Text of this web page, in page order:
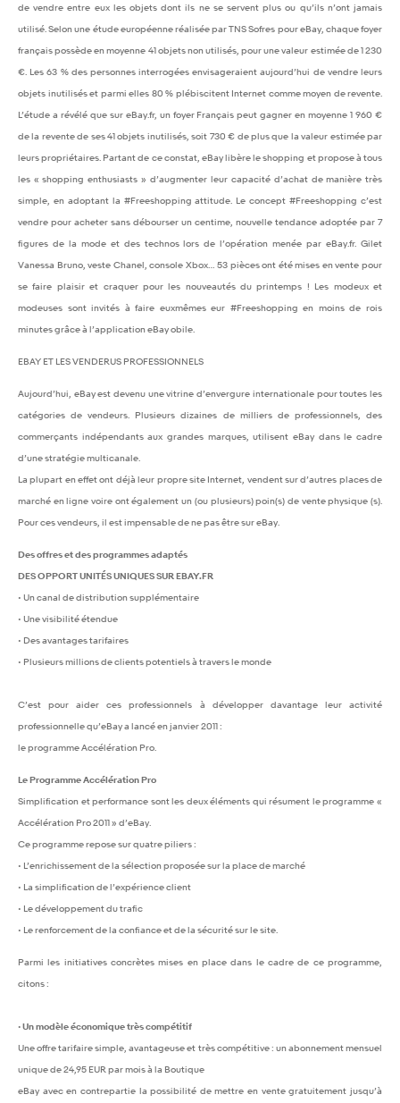
de vendre entre eux les objets dont ils ne se servent plus ou qu’ils n’ont jamais
utilisé. Selon une étude européenne réalisée par TNS Sofres pour eBay, chaque foyer
français possède en moyenne 41 objets non utilisés, pour une valeur estimée de 1 230
€. Les 63 % des personnes interrogées envisageraient aujourd’hui de vendre leurs
objets inutilisés et parmi elles 80 % plébiscitent Internet comme moyen de revente.
L’étude a révélé que sur eBay.fr, un foyer Français peut gagner en moyenne 1 960 €
de la revente de ses 41 objets inutilisés, soit 730 € de plus que la valeur estimée par
leurs propriétaires. Partant de ce constat, eBay libère le shopping et propose à tous
les « shopping enthusiasts » d’augmenter leur capacité d’achat de manière très
simple, en adoptant la #Freeshopping attitude. Le concept #Freeshopping c’est
vendre pour acheter sans débourser un centime, nouvelle tendance adoptée par 7
figures de la mode et des technos lors de l’opération menée par eBay.fr. Gilet
Vanessa Bruno, veste Chanel, console Xbox… 53 pièces ont été mises en vente pour
se faire plaisir et craquer pour les nouveautés du printemps ! Les modeux et
modeuses sont invités à faire euxmêmes eur #Freeshopping en moins de rois
minutes grâce à l’application eBay obile.
EBAY ET LES VENDERUS PROFESSIONNELS
Aujourd’hui, eBay est devenu une vitrine d’envergure internationale pour toutes les
catégories de vendeurs. Plusieurs dizaines de milliers de professionnels, des
commerçants indépendants aux grandes marques, utilisent eBay dans le cadre
d’une stratégie multicanale.
La plupart en effet ont déjà leur propre site Internet, vendent sur d’autres places de
marché en ligne voire ont également un (ou plusieurs) poin(s) de vente physique (s).
Pour ces vendeurs, il est impensable de ne pas être sur eBay.
Des offres et des programmes adaptés
DES OPPORT UNITÉS UNIQUES SUR EBAY.FR
• Un canal de distribution supplémentaire
• Une visibilité étendue
• Des avantages tarifaires
• Plusieurs millions de clients potentiels à travers le monde
C’est pour aider ces professionnels à développer davantage leur activité
professionnelle qu’eBay a lancé en janvier 2011 :
le programme Accélération Pro.
Le Programme Accélération Pro
Simplification et performance sont les deux éléments qui résument le programme «
Accélération Pro 2011 » d’eBay.
Ce programme repose sur quatre piliers :
• L’enrichissement de la sélection proposée sur la place de marché
• La simplification de l’expérience client
• Le développement du trafic
• Le renforcement de la confiance et de la sécurité sur le site.
Parmi les initiatives concrètes mises en place dans le cadre de ce programme,
citons :
• Un modèle économique très compétitif
Une offre tarifaire simple, avantageuse et très compétitive : un abonnement mensuel
unique de 24,95 EUR par mois à la Boutique
eBay avec en contrepartie la possibilité de mettre en vente gratuitement jusqu’à